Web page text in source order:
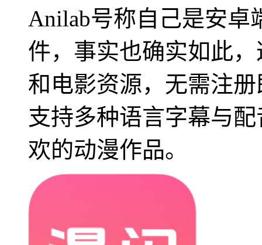
Anilab号称自己是安卓
件，事实也确实如此
和电影资源，无需注
支持多种语言字幕与
欢的动漫作品。